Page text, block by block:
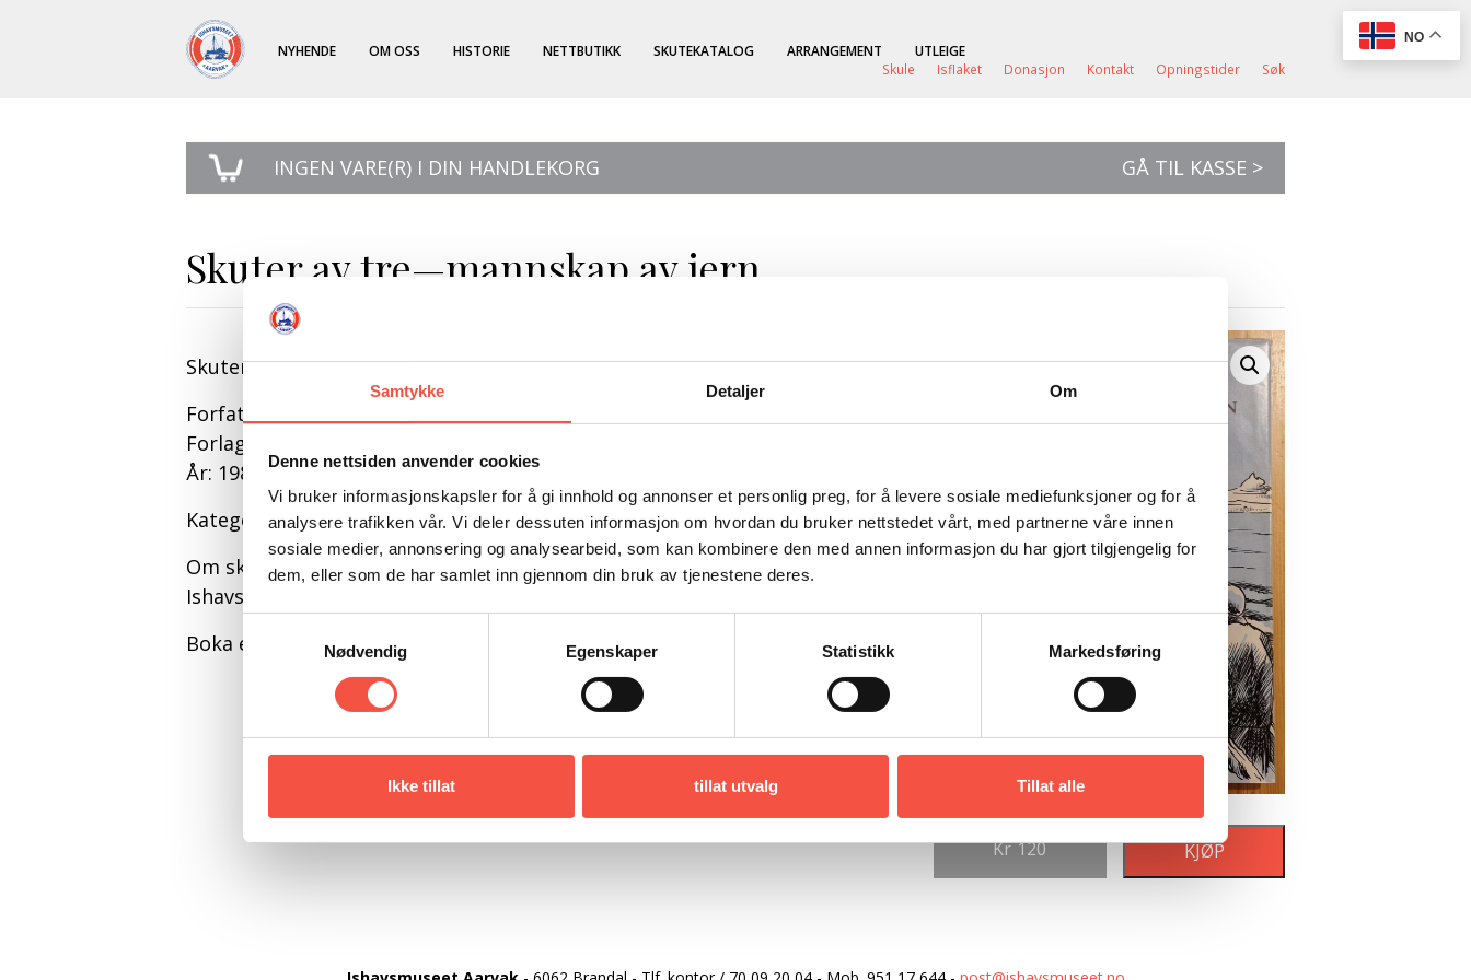
Samtykke Detaljer Om
Denne nettsiden anvender cookies
Vi bruker informasjonskapsler for å gi innhold og annonser et personlig preg, for å levere sosiale mediefunksjoner og for å
analysere trafikken vår. Vi deler dessuten informasjon om hvordan du bruker nettstedet vårt, med partnerne våre innen
sosiale medier, annonsering og analysearbeid, som kan kombinere den med annen informasjon du har gjort tilgjengelig for
dem, eller som de har samlet inn gjennom din bruk av tjenestene deres.
Nødvendig
Egenskaper Statistikk Markedsføring
Ikke tillat tillat utvalg Tillat alle
NYHENDE OM OSS HISTORIE NETTBUTIKK SKUTEKATALOG ARRANGEMENT
UTLEIGE
Skule
Isflaket Donasjon Kontakt Opningstider Søk
NO
INGEN VARE(R) I DIN HANDLEKORG GÅ TIL KASSE >
Skuter av tre—mannskap av jern
Skuter av tre—mannskap av jern
Forfattar: Landmark, Henrik (red)
Forlag: Ishavsmuseet
År: 1986
Kategori: Historie
Om skuter -om sel – og om sjø.
Ishavsmuseet «Aarvak» skrift nr. 1
Boka er i fin stand
Kr 120 KJØP